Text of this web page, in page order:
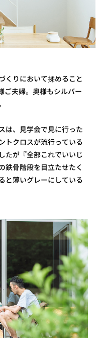
くりにおいて揉めること
ご夫婦。奥様もシルバー
は、見学会で見に行った
トクロスが流行っている
たが『全部これでいいじ
鉄骨階段を目立たせたく
と薄いグレーにしている